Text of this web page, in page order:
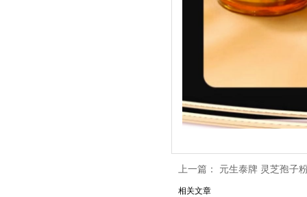
上一篇： 元生泰牌 灵芝孢子
相关文章